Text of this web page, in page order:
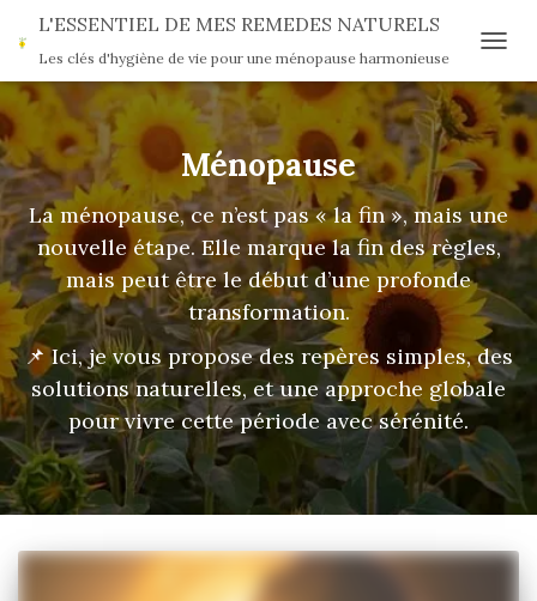
L'ESSENTIEL DE MES REMEDES NATURELS
Les clés d'hygiène de vie pour une ménopause harmonieuse
Ménopause
La ménopause, ce n’est pas « la fin », mais une
nouvelle étape. Elle marque la fin des règles,
mais peut être le début d’une profonde
transformation.
📌 Ici, je vous propose des repères simples, des
solutions naturelles, et une approche globale
pour vivre cette période avec sérénité.